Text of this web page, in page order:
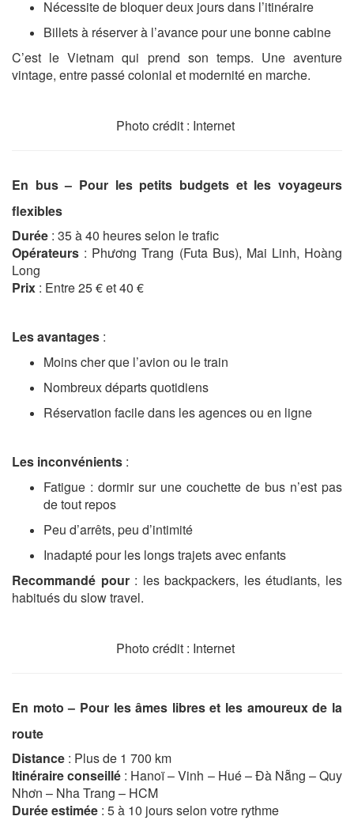
Nécessite de bloquer deux jours dans l’itinéraire
Billets à réserver à l’avance pour une bonne cabine
C’est le Vietnam qui prend son temps. Une aventure
vintage, entre passé colonial et modernité en marche.
Photo crédit : Internet
En bus – Pour les petits budgets et les voyageurs
flexibles
Durée : 35 à 40 heures selon le trafic
Opérateurs : Phương Trang (Futa Bus), Mai Linh, Hoàng
Long
Prix : Entre 25 € et 40 €
Les avantages :
Moins cher que l’avion ou le train
Nombreux départs quotidiens
Réservation facile dans les agences ou en ligne
Les inconvénients :
Fatigue : dormir sur une couchette de bus n’est pas
de tout repos
Peu d’arrêts, peu d’intimité
Inadapté pour les longs trajets avec enfants
Recommandé pour: les backpackers, les étudiants, les
habitués du slow travel.
Photo crédit : Internet
En moto – Pour les âmes libres et les amoureux de la
route
Distance : Plus de 1 700 km
Itinéraire conseillé : Hanoï – Vinh – Hué – Đà Nẵng – Quy
Nhơn – Nha Trang – HCM
Durée estimée : 5 à 10 jours selon votre rythme